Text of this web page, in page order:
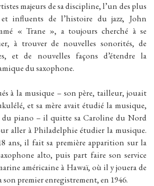
majeurs de sa discipline, l’un des plus
influents de l’histoire du jazz, John
« Trane », a toujours cherché à se
à trouver de nouvelles sonorités, de
et de nouvelles façons d’étendre la
du saxophone.
à la musique – son père, tailleur, jouait
et sa mère avait étudié la musique,
piano – il quitte sa Caroline du Nord
aller à Philadelphie étudier la musique.
ans, il fait sa première apparition sur la
alto, puis part faire son service
américaine à Hawaï, où il y jouera de
premier enregistrement, en 1946.